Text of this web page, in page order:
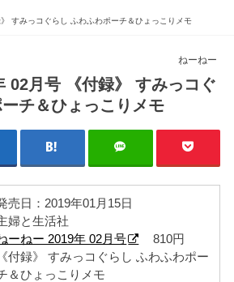
すみっコぐらし ふわふわポーチ＆ひょっこりメモ
ねーねー
02月号 《付録》 すみっコぐ
チ＆ひょっこりメモ
売日：2019年01月15日
婦と生活社
ーねー 2019年 02月号
810円
《付録》 すみっコぐらし ふわふわポー
＆ひょっこりメモ